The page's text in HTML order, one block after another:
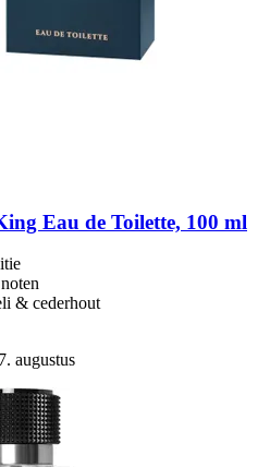
Eau de Toilette, 100 ml
& cederhout
augustus